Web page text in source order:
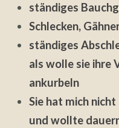
ständiges
Schlecken,
ständiges
als wolle sie ihre
ankurbeln
Sie hat mich
und wollte